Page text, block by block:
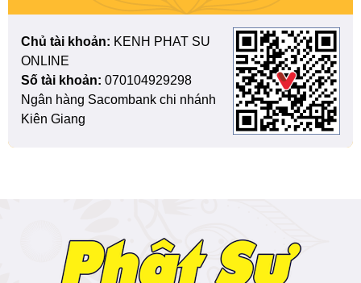
Chủ tài khoản: KENH PHAT SU
ONLINE
Số tài khoản: 070104929298
Ngân hàng Sacombank chi nhánh
Kiên Giang